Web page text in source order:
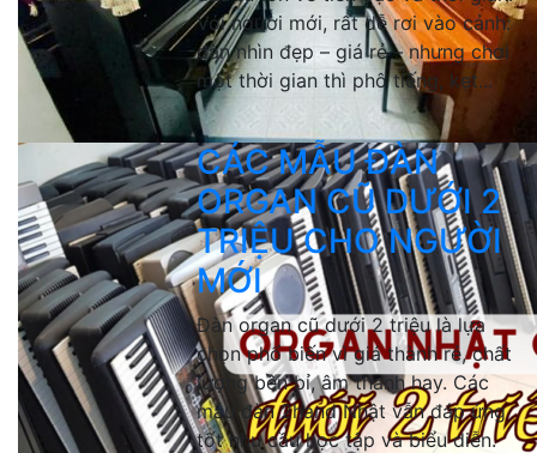
Với người mới, rất dễ rơi vào cảnh:
đàn nhìn đẹp – giá rẻ – nhưng chơi
một thời gian thì phô tiếng, kẹt...
CÁC MẪU ĐÀN
ORGAN CŨ DƯỚI 2
TRIỆU CHO NGƯỜI
MỚI
Đàn organ cũ dưới 2 triệu là lựa
chọn phổ biến vì giá thành rẻ, chất
lượng bền bỉ, âm thanh hay. Các
mẫu đàn 2hand Nhật vẫn đáp ứng
tốt nhu cầu học tập và biểu diễn.